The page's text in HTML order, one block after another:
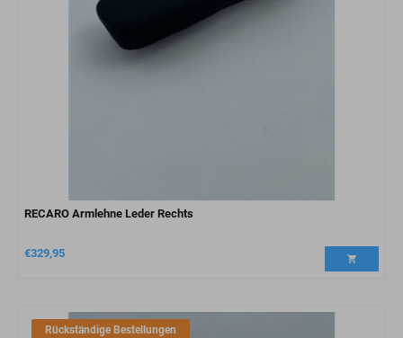
RECARO Armlehne Leder Rechts
€329,95
Rückständige Bestellungen